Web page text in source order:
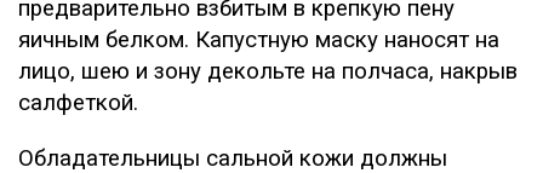
предварительно взбитым в крепкую пену
яичным белком. Капустную маску наносят на
лицо, шею и зону декольте на полчаса, накрыв
салфеткой.
Обладательницы сальной кожи должны